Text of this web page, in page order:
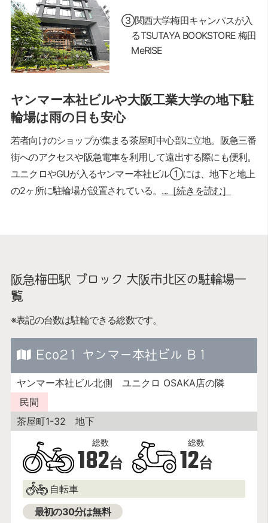
③関西大学梅田キャンパスが入
るTSUTAYA BOOKSTORE 梅田
MeRISE
ヤンマー本社ビルや大阪工業大学の地下駐
輪場は雨の日も安心
若者向けのショップが集まる茶屋町中心部に立地。阪急三番
街へのアクセスや阪急電車を利用して遠出する際にも便利。
ユニクロやGUが入るヤンマー本社ビル①には、地下と地上
の2ヶ所に駐輪場が設置されている。 ...［続きを読む］
阪急梅田駅 ブロック 大阪市北区の駐輪場一
覧
※表記の台数は駐輪できる総数です。
Eco21 ヤンマー本社ビル B１
ヤンマー本社ビル北側 ユニクロ OSAKA店の隣
民間
茶屋町1-32 地下
182台 12台
自転車
最初の30分は無料